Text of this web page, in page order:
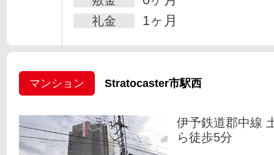
礼金 1ヶ月
マンション Stratocaster市駅西
伊予鉄道郡中線
ら徒歩5分